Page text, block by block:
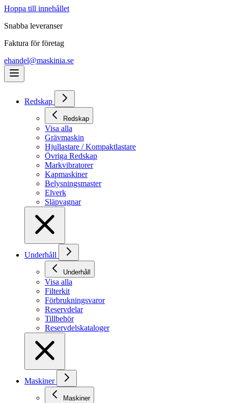
Hoppa till innehållet
Snabba leveranser
Faktura för företag
ehandel@maskinia.se
Redskap
Redskap
Visa alla
Grävmaskin
Hjullastare / Kompaktlastare
Övriga Redskap
Markvibratorer
Kapmaskiner
Belysningsmaster
Elverk
Släpvagnar
Underhåll
Underhåll
Visa alla
Filterkit
Förbrukningsvaror
Reservdelar
Tillbehör
Reservdelskataloger
Maskiner
Maskiner